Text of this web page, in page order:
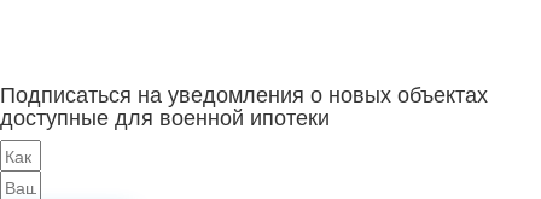
Подписаться на уведомления о новых объектах
доступные для военной ипотеки